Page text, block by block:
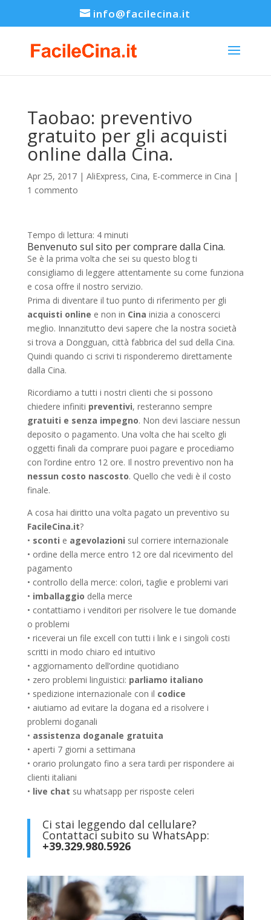
info@facilecina.it
Taobao: preventivo
gratuito per gli acquisti
online dalla Cina.
Apr 25, 2017| AliExpress, Cina, E-commerce in Cina |
1 commento
Tempo di lettura: 4 minuti
Benvenuto sul sito per comprare dalla Cina.
Se è la prima volta che sei su questo blog ti
consigliamo di leggere attentamente su come funziona
e cosa offre il nostro servizio.
Prima di diventare il tuo punto di riferimento per gli
acquisti online e non in Cina inizia a conoscerci
meglio. Innanzitutto devi sapere che la nostra società
si trova a Dongguan, città fabbrica del sud della Cina.
Quindi quando ci scrivi ti risponderemo direttamente
dalla Cina.
Ricordiamo a tutti i nostri clienti che si possono
chiedere infiniti preventivi, resteranno sempre
gratuiti e senza impegno. Non devi lasciare nessun
deposito o pagamento. Una volta che hai scelto gli
oggetti finali da comprare puoi pagare e procediamo
con l’ordine entro 12 ore. Il nostro preventivo non ha
nessun costo nascosto. Quello che vedi è il costo
finale.
A cosa hai diritto una volta pagato un preventivo su
FacileCina.it?
• sconti e agevolazioni sul corriere internazionale
• ordine della merce entro 12 ore dal ricevimento del
pagamento
• controllo della merce: colori, taglie e problemi vari
• imballaggio della merce
• contattiamo i venditori per risolvere le tue domande
o problemi
• riceverai un file excell con tutti i link e i singoli costi
scritti in modo chiaro ed intuitivo
• aggiornamento dell’ordine quotidiano
• zero problemi linguistici: parliamo italiano
• spedizione internazionale con il codice
• aiutiamo ad evitare la dogana ed a risolvere i
problemi doganali
• assistenza doganale gratuita
• aperti 7 giorni a settimana
• orario prolungato fino a sera tardi per rispondere ai
clienti italiani
• live chat su whatsapp per risposte celeri
Ci stai leggendo dal cellulare?
Contattaci subito su WhatsApp:
+39.329.980.5926